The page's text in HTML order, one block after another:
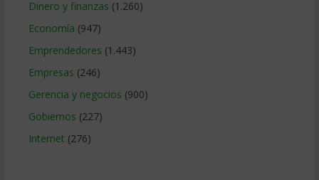
Dinero y finanzas (1.260)
Economía (947)
Emprendedores (1.443)
Empresas (246)
Gerencia y negocios (900)
Gobiernos (227)
Internet (276)